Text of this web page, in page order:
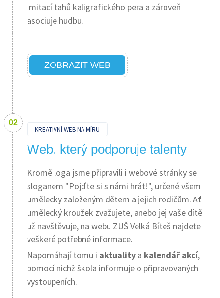
imitací tahů kaligrafického pera a zároveň
asociuje hudbu.
ZOBRAZIT WEB
KREATIVNÍ WEB NA MÍRU
Web, který podporuje talenty
Kromě loga jsme připravili i webové stránky se
sloganem "Pojďte si s námi hrát!", určené všem
umělecky založeným dětem a jejich rodičům. Ať
umělecký kroužek zvažujete, anebo jej vaše dítě
už navštěvuje, na webu ZUŠ Velká Bíteš najdete
veškeré potřebné informace.
Napomáhají tomu i aktuality a kalendář akcí,
pomocí nichž škola informuje o připravovaných
vystoupeních.